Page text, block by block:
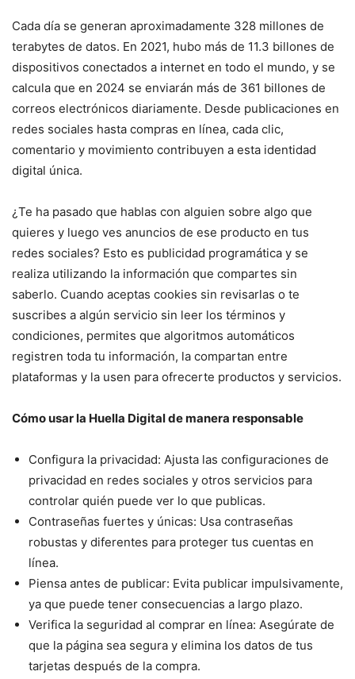
Cada día se generan aproximadamente 328 millones de
terabytes de datos. En 2021, hubo más de 11.3 billones de
dispositivos conectados a internet en todo el mundo, y se
calcula que en 2024 se enviarán más de 361 billones de
correos electrónicos diariamente. Desde publicaciones en
redes sociales hasta compras en línea, cada clic,
comentario y movimiento contribuyen a esta identidad
digital única.
¿Te ha pasado que hablas con alguien sobre algo que
quieres y luego ves anuncios de ese producto en tus
redes sociales? Esto es publicidad programática y se
realiza utilizando la información que compartes sin
saberlo. Cuando aceptas cookies sin revisarlas o te
suscribes a algún servicio sin leer los términos y
condiciones, permites que algoritmos automáticos
registren toda tu información, la compartan entre
plataformas y la usen para ofrecerte productos y servicios.
Cómo usar la Huella Digital de manera responsable
Configura la privacidad: Ajusta las configuraciones de
privacidad en redes sociales y otros servicios para
controlar quién puede ver lo que publicas.
Contraseñas fuertes y únicas: Usa contraseñas
robustas y diferentes para proteger tus cuentas en
línea.
Piensa antes de publicar: Evita publicar impulsivamente,
ya que puede tener consecuencias a largo plazo.
Verifica la seguridad al comprar en línea: Asegúrate de
que la página sea segura y elimina los datos de tus
tarjetas después de la compra.